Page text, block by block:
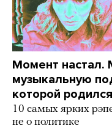
Момент настал.
музыкальную
которой
10 самых ярких
не о политике